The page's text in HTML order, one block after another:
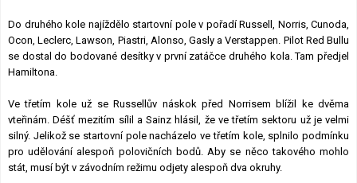
Do druhého kole najíždělo startovní pole v pořadí Russell, Norris, Cunoda,
Ocon, Leclerc, Lawson, Piastri, Alonso, Gasly a Verstappen. Pilot Red Bullu
se dostal do bodované desítky v první zatáčce druhého kola. Tam předjel
Hamiltona.
Ve třetím kole už se Russellův náskok před Norrisem blížil ke dvěma
vteřinám. Déšť mezitím sílil a Sainz hlásil, že ve třetím sektoru už je velmi
silný. Jelikož se startovní pole nacházelo ve třetím kole, splnilo podmínku
pro udělování alespoň polovičních bodů. Aby se něco takového mohlo
stát, musí být v závodním režimu odjety alespoň dva okruhy.